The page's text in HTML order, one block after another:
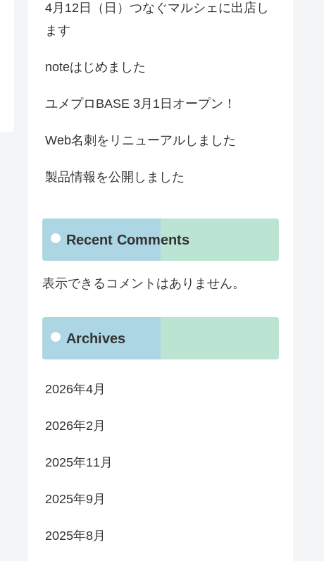
4月12日（日）つなぐマルシェに出店し
ます
noteはじめました
ユメプロBASE 3月1日オープン！
Web名刺をリニューアルしました
製品情報を公開しました
Recent Comments
表示できるコメントはありません。
Archives
2026年4月
2026年2月
2025年11月
2025年9月
2025年8月